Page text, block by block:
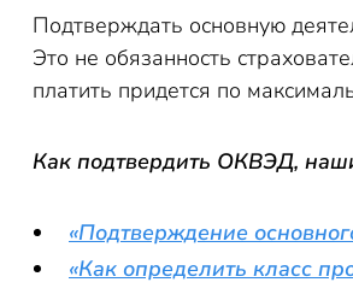
Подтверждать основную
Это не обязанность
платить придется по
Как подтвердить ОКВЭД,
«Подтверждение
«Как определить класс